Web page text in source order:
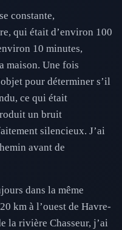
constante,
qui était d’environ 100
10 minutes,
maison. Une fois
pour déterminer s’il
ce qui était
un bruit
silencieux. J’ai
avant de
dans la même
km à l’ouest de Havre-
la rivière Chasseur, j’ai